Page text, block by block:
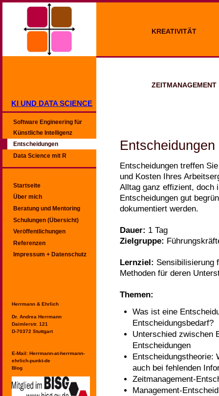
KI UND DATA SCIENCE
Software Engineering für
Künstliche Intelligenz
Entscheidungen
Data Science mit R
Startseite
Über mich
Beratung und Mentoring
Schulungen (Übersicht)
Veröffentlichungen
Referenzen
Impressum + Datenschutz
Herrmann & Ehrlich
Dr. Andrea Herrmann
Daimlerstr. 121
D-70372 Stuttgart
E-Mail: Herrmann-at-herrmann-
ehrlich-punkt-de
Blog
KREATIVITÄT
ZEITMANAGEMENT
Entscheidungen
Entscheidungen treffen
und Kosten Ihres
Alltag ganz effizient, doch
Entscheidungen gut
dokumentiert werden.
Dauer: 1 Tag
Zielgruppe:
Lernziel: Sensibilisierung
Methoden für deren
Themen:
Was ist eine
Entscheidungsbedarf?
Unterschied zwischen
Entscheidungen
Entscheidungstheorie:
auch bei fehlenden
Zeitmanagement-
Management-